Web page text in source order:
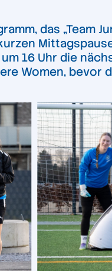
das „Team
16 Uhr die
Women,